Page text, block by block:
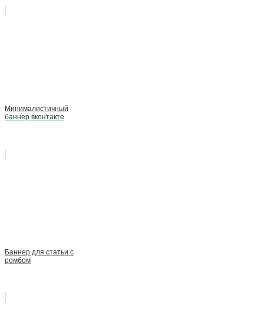
Минималистичный
баннер вконтакте
Баннер для статьи с
ромбом